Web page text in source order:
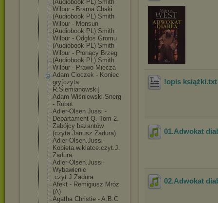
(Audiobook PL) Smith
Wilbur - Brama Chaki
(Audiobook PL) Smith
Wilbur - Monsun
(Audiobook PL) Smith
Wilbur - Odgłos Gromu
(Audiobook PL) Smith
Wilbur - Płonący Brzeg
(Audiobook PL) Smith
Wilbur - Prawo Miecza
Adam Cioczek - Koniec
gry[czyta
R.Siemianowski]
Adam Wiśniewski-Snerg
- Robot
Adler-Olsen Jussi -
Departament Q. Tom 2.
Zabójcy bażantów
(czyta Janusz Zadura)
Adler-Olsen.Jussi-
Kobieta.w. klatce.czyt.J.
Zadura
Adler-Olsen.Jussi-
Wybawienie
.czyt.J.Zadura
Afekt - Remigiusz Mróz
(A)
Agatha Christie - A.B.C
!opis książki
01.Adwokat
02.Adwokat